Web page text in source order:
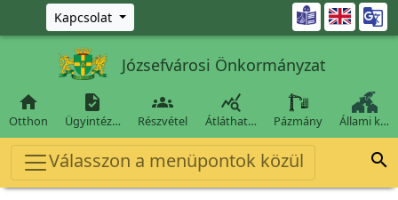
Ugrás a fő tartalomra
Kapcsolat 
Józsefvárosi Önkormányzat

Otthon

Ügyintéz…

Részvétel

Átláthat… Pázmány Állami k…
Válasszon a menüpontok közül 